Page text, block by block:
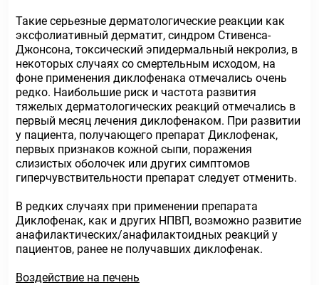
Такие серьезные дерматологические реакции как
эксфолиативный дерматит, синдром Стивенса-
Джонсона, токсический эпидермальный некролиз, в
некоторых случаях со смертельным исходом, на
фоне применения диклофенака отмечались очень
редко. Наибольшие риск и частота развития
тяжелых дерматологических реакций отмечались в
первый месяц лечения диклофенаком. При развитии
у пациента, получающего препарат Диклофенак,
первых признаков кожной сыпи, поражения
слизистых оболочек или других симптомов
гиперчувствительности препарат следует отменить.
В редких случаях при применении препарата
Диклофенак, как и других НПВП, возможно развитие
анафилактических/анафилактоидных реакций у
пациентов, ранее не получавших диклофенак.
Воздействие на печень